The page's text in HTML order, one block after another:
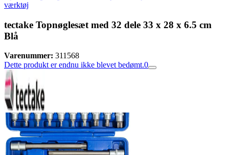
værktøj
tectake Topnøglesæt med 32 dele 33 x 28 x 6.5 cm
Blå
Varenummer: 311568
Dette produkt er endnu ikke blevet bedømt.0